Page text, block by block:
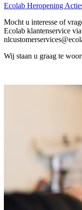
Ecolab Heropening
Mocht u interesse of
Ecolab klantenservice
Wij staan u graag te